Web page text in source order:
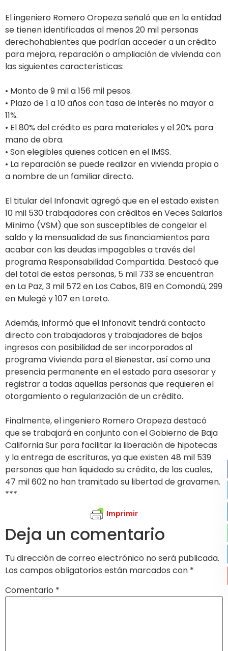
El ingeniero Romero Oropeza señaló que en la entidad
se tienen identificadas al menos 20 mil personas
derechohabientes que podrían acceder a un crédito
para mejora, reparación o ampliación de vivienda con
las siguientes características:
• Monto de 9 mil a 156 mil pesos.
• Plazo de 1 a 10 años con tasa de interés no mayor a
11%.
• El 80% del crédito es para materiales y el 20% para
mano de obra.
• Son elegibles quienes coticen en el IMSS.
• La reparación se puede realizar en vivienda propia o
a nombre de un familiar directo.
El titular del Infonavit agregó que en el estado existen
10 mil 530 trabajadores con créditos en Veces Salarios
Mínimo (VSM) que son susceptibles de congelar el
saldo y la mensualidad de sus financiamientos para
acabar con las deudas impagables a través del
programa Responsabilidad Compartida. Destacó que
del total de estas personas, 5 mil 733 se encuentran
en La Paz, 3 mil 572 en Los Cabos, 819 en Comondú, 299
en Mulegé y 107 en Loreto.
Además, informó que el Infonavit tendrá contacto
directo con trabajadoras y trabajadores de bajos
ingresos con posibilidad de ser incorporados al
programa Vivienda para el Bienestar, así como una
presencia permanente en el estado para asesorar y
registrar a todas aquellas personas que requieren el
otorgamiento o regularización de un crédito.
Finalmente, el ingeniero Romero Oropeza destacó
que se trabajará en conjunto con el Gobierno de Baja
California Sur para facilitar la liberación de hipotecas
y la entrega de escrituras, ya que existen 48 mil 539
personas que han liquidado su crédito, de las cuales,
47 mil 602 no han tramitado su libertad de gravamen.
***
Imprimir
Deja un comentario
Tu dirección de correo electrónico no será publicada.
Los campos obligatorios están marcados con *
Comentario *